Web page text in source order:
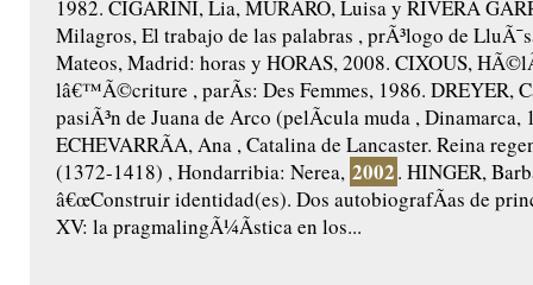
1982. CIGARINI, Lia, MURARO, Luisa y RIVERA
Milagros, El trabajo de las palabras , prÃ³logo de
Mateos, Madrid: horas y HORAS, 2008. CIXOUS,
lâ€™Ã©criture , parÃ­s: Des Femmes, 1986. DREYER,
pasiÃ³n de Juana de Arco (pelÃ­cula muda , Dinamarca,
ECHEVARRÃA, Ana , Catalina de Lancaster. Reina
(1372-1418) , Hondarribia: Nerea, 2002. HINGER,
â€œConstruir identidad(es). Dos autobiografÃ­as de
XV: la pragmalingÃ¼Ã­stica en los...